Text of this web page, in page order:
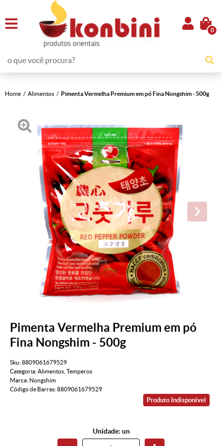
0
Home Alimentos Pimenta Vermelha Premium em pó Fina Nongshim - 500g
Pimenta Vermelha Premium em pó
Fina Nongshim - 500g
Sku:8809061679529
Categoria:Alimentos Temperos
Marca: Nongshim
Código de Barras:8809061679529
Produto Indisponível
Unidade: un